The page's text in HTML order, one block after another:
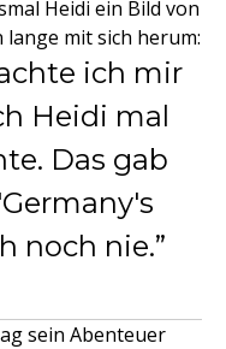
Heidi ein Bild von
lange mit sich herum:
ich mir
Heidi mal
Das gab
noch nie.
sein Abenteuer